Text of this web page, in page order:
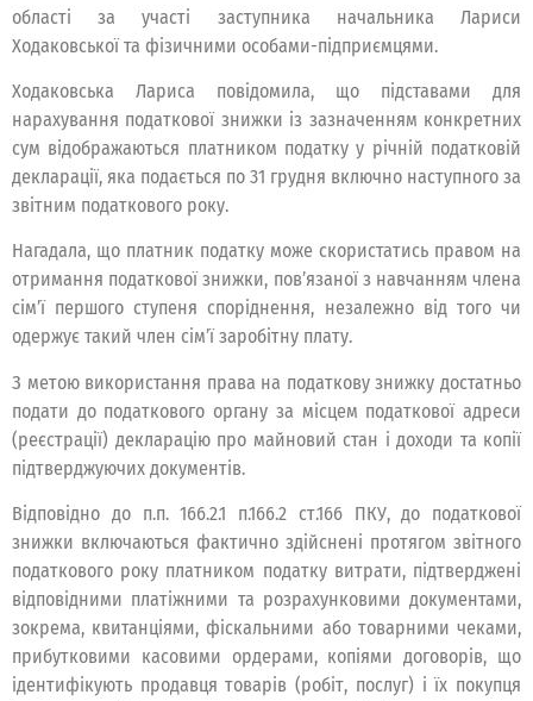
області за участі заступника начальника Лариси
Ходаковської та фізичними особами-підприємцями.
Ходаковська Лариса повідомила, що підставами для
нарахування податкової знижки із зазначенням конкретних
сум відображаються платником податку у річній податковій
декларації, яка подається по 31 грудня включно наступного за
звітним податкового року.
Нагадала, що платник податку може скористатись правом на
отримання податкової знижки, пов’язаної з навчанням члена
сім’ї першого ступеня споріднення, незалежно від того чи
одержує такий член сім’ї заробітну плату.
З метою використання права на податкову знижку достатньо
подати до податкового органу за місцем податкової адреси
(реєстрації) декларацію про майновий стан і доходи та копії
підтверджуючих документів.
Відповідно до п.п. 166.2.1 п.166.2 ст.166 ПКУ, до податкової
знижки включаються фактично здійснені протягом звітного
податкового року платником податку витрати, підтверджені
відповідними платіжними та розрахунковими документами,
зокрема, квитанціями, фіскальними або товарними чеками,
прибутковими касовими ордерами, копіями договорів, що
ідентифікують продавця товарів (робіт, послуг) і їх покупця